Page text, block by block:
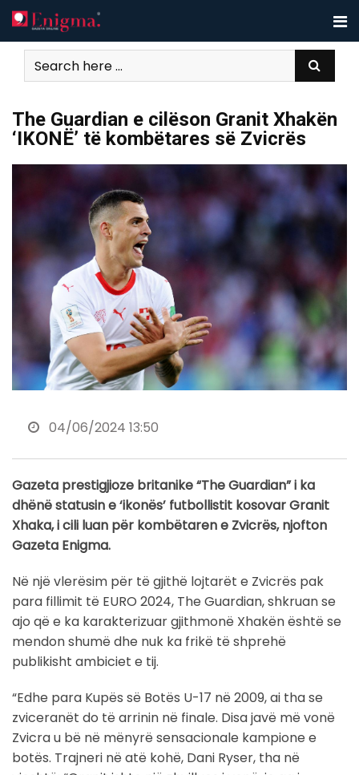
Skip
to
content
The Guardian e cilëson Granit Xhakën
‘IKONË’ të kombëtares së Zvicrës
04/06/2024 13:50
Gazeta prestigjioze britanike “The Guardian” i ka
dhënë statusin e ‘ikonës’ futbollistit kosovar Granit
Xhaka, i cili luan për kombëtaren e Zvicrës, njofton
Gazeta Enigma.
Në një vlerësim për të gjithë lojtarët e Zvicrës pak
para fillimit të EURO 2024, The Guardian, shkruan se
ajo që e ka karakterizuar gjithmonë Xhakën është se
mendon shumë dhe nuk ka frikë të shprehë
publikisht ambiciet e tij.
“Edhe para Kupës së Botës U-17 në 2009, ai tha se
zviceranët do të arrinin në finale. Disa javë më vonë
Zvicra u bë në mënyrë sensacionale kampione e
botës. Trajneri në atë kohë, Dani Ryser, tha në